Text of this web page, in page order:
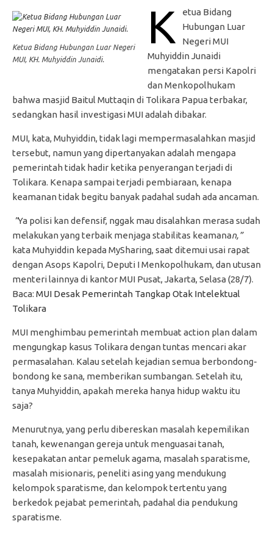
Ketua Bidang Hubungan Luar Negeri
MUI, KH. Muhyiddin Junaidi.
K
etua Bidang
Hubungan Luar
Negeri MUI
Muhyiddin Junaidi
mengatakan persi Kapolri
dan Menkopolhukam
bahwa masjid Baitul Muttaqin di Tolikara Papua terbakar,
sedangkan hasil investigasi MUI adalah dibakar.
MUI, kata, Muhyiddin, tidak lagi mempermasalahkan masjid
tersebut, namun yang dipertanyakan adalah mengapa
pemerintah tidak hadir ketika penyerangan terjadi di
Tolikara. Kenapa sampai terjadi pembiaraan, kenapa
keamanan tidak begitu banyak padahal sudah ada ancaman.
”Ya polisi kan defensif, nggak mau disalahkan merasa sudah
melakukan yang terbaik menjaga stabilitas keamanan,”
kata Muhyiddin kepada MySharing, saat ditemui usai rapat
dengan Asops Kapolri, Deputi I Menkopolhukam, dan utusan
menteri lainnya di kantor MUI Pusat, Jakarta, Selasa (28/7).
Baca: MUI Desak Pemerintah Tangkap Otak Intelektual
Tolikara
MUI menghimbau pemerintah membuat action plan dalam
mengungkap kasus Tolikara dengan tuntas mencari akar
permasalahan. Kalau setelah kejadian semua berbondong-
bondong ke sana, memberikan sumbangan. Setelah itu,
tanya Muhyiddin, apakah mereka hanya hidup waktu itu
saja?
Menurutnya, yang perlu dibereskan masalah kepemilikan
tanah, kewenangan gereja untuk menguasai tanah,
kesepakatan antar pemeluk agama, masalah sparatisme,
masalah misionaris, peneliti asing yang mendukung
kelompok sparatisme, dan kelompok tertentu yang
berkedok pejabat pemerintah, padahal dia pendukung
sparatisme.